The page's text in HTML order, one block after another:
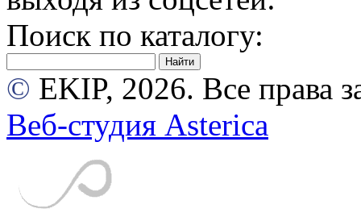
Поиск по каталогу:
© EKIP, 2026. Все права
Веб-студия Asterica